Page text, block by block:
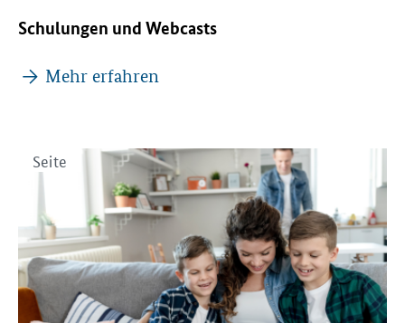
Schulungen und Webcasts
Mehr erfahren
Seite